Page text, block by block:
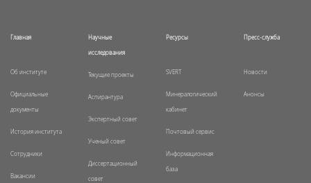
Главная
Об институте
Официальные
документы
История института
Сотрудники
Вакансии
Научные
исследования
Текущие проекты
Аспирантура
Экспертный совет
Ученый совет
Диссертационный
совет
Ресурсы
SVERT
Минералогический
кабинет
Почтовый сервис
Информационная
база
Пресс-служба
Новости
Анонсы